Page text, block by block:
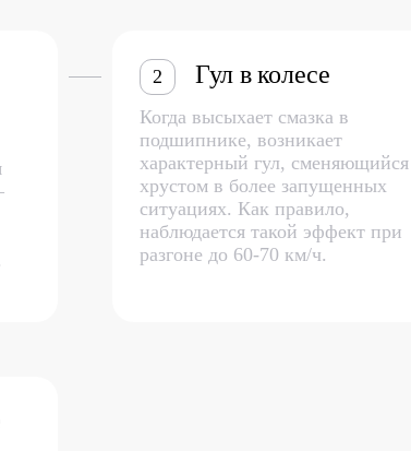
2 Гул в колесе
Когда высыхает смазка в
подшипнике, возникает
характерный гул, сменяющийся
хрустом в более запущенных
ситуациях. Как правило,
наблюдается такой эффект при
разгоне до 60-70 км/ч.